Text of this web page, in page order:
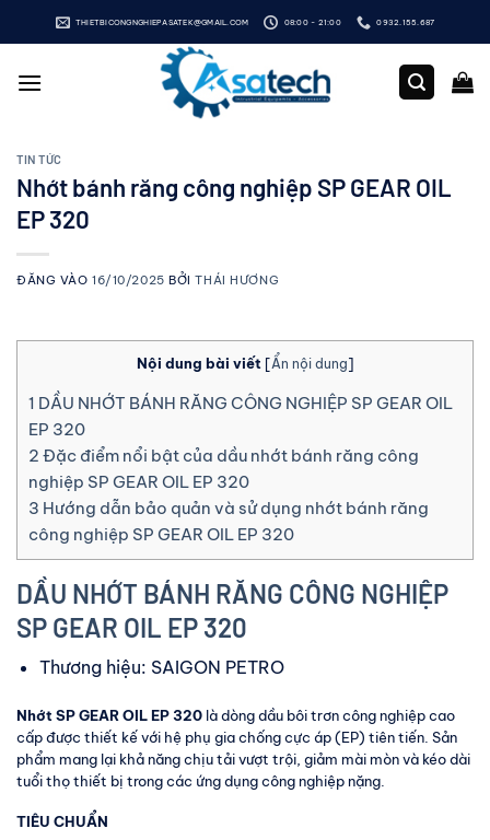
qua
dung
THIETBICONGNGHIEPASATEK@GMAIL.COM 08:00 - 21:00 0932.155.687
TIN TỨC
Nhớt bánh răng công nghiệp SP GEAR OIL
EP 320
ĐĂNG VÀO16/10/2025 BỞITHÁI HƯƠNG
Nội dung bài viết [Ẩn nội dung]
1 DẦU NHỚT BÁNH RĂNG CÔNG NGHIỆP SP GEAR OIL
EP 320
2 Đặc điểm nổi bật của dầu nhớt bánh răng công
nghiệp SP GEAR OIL EP 320
3 Hướng dẫn bảo quản và sử dụng nhớt bánh răng
công nghiệp SP GEAR OIL EP 320
DẦU NHỚT BÁNH RĂNG CÔNG NGHIỆP
SP GEAR OIL EP 320
Thương hiệu: SAIGON PETRO
Nhớt SP GEAR OIL EP 320 là dòng dầu bôi trơn công nghiệp cao
cấp được thiết kế với hệ phụ gia chống cực áp (EP) tiên tiến. Sản
phẩm mang lại khả năng chịu tải vượt trội, giảm mài mòn và kéo dài
tuổi thọ thiết bị trong các ứng dụng công nghiệp nặng.
TIÊU CHUẨN